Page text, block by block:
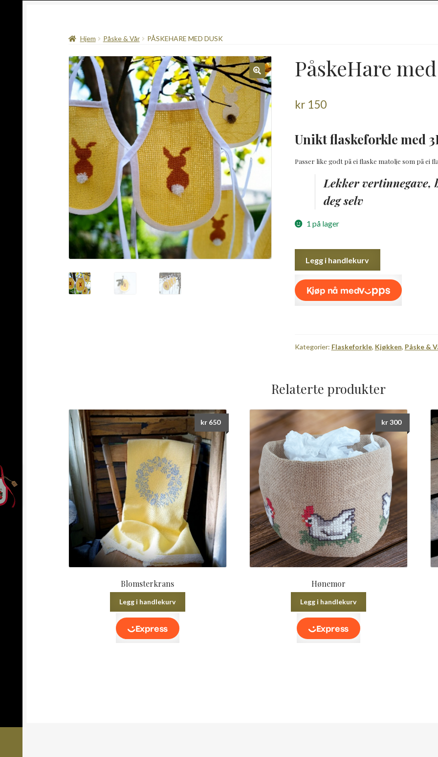
Hjem Påske & Vår PÅSKEHARE MED DUSK
PåskeHare
kr 150
Unikt flaskeforkle med
Passer like godt på ei flaske matolje som på ei
Lekker vertinnegave,
deg selv
1 på lager
Dusk
antall
Legg i handlekurv
Kategorier: Flaskeforkle, Kjøkken, Påske &
Relaterte produkter
Blomsterkrans
kr650
Legg i handlekurv
Hønemor
kr300
Legg i handlekurv